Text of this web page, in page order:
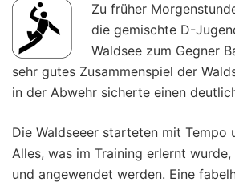
Zu früher
die gemischte D-
Waldsee zum Gegner
sehr gutes Zusammenspiel der
in der Abwehr sicherte einen
Die Waldseeer starteten mit Tempo
Alles, was im Training erlernt
und angewendet werden. Eine